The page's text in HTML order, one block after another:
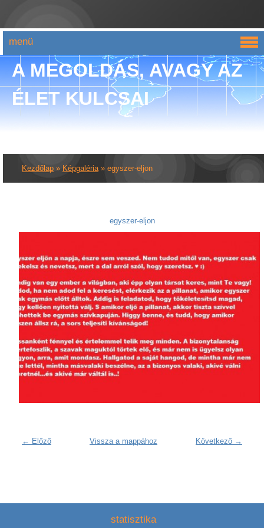
A MEGOLDÁS, AVAGY AZ
ÉLET KULCSAI
Kezdőlap » Képgaléria» egyszer-eljon
egyszer-eljon
← Előző Következő →
Vissza a mappához
menü
statisztika